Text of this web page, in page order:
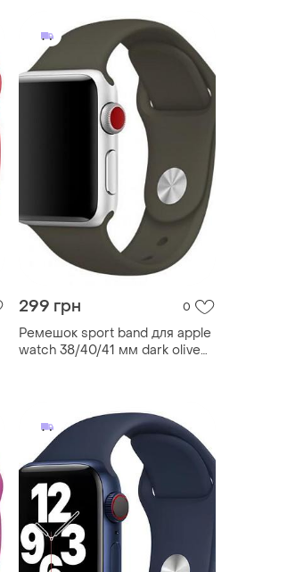
299 грн 0
Ремешок sport band для apple
watch 38/40/41 мм dark olive